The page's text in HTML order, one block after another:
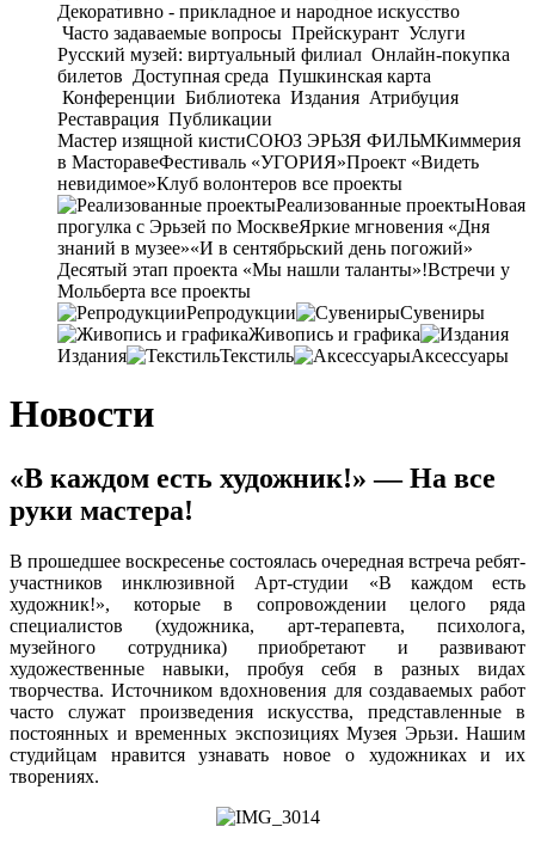
Декоративно - прикладное и народное искусство
Часто задаваемые вопросы Прейскурант Услуги
Русский музей: виртуальный филиал Онлайн-покупка
билетов Доступная среда Пушкинская карта
Конференции Библиотека Издания Атрибуция
Реставрация Публикации
Мастер изящной кистиСОЮЗ ЭРЬЗЯ ФИЛЬМКиммерия
в МасторавеФестиваль «УГОРИЯ»Проект «Видеть
невидимое»Клуб волонтеров все проекты
Реализованные проектыНовая
прогулка с Эрьзей по МосквеЯркие мгновения «Дня
знаний в музее»«И в сентябрьский день погожий»
Десятый этап проекта «Мы нашли таланты»!Встречи у
Мольберта все проекты
Репродукции
Сувениры
Живопись и графика
Издания
Текстиль Аксессуары
Новости
«В каждом есть художник!» — На все
руки мастера!
В прошедшее воскресенье состоялась очередная встреча ребят-
участников инклюзивной Арт-студии «В каждом есть
художник!», которые в сопровождении целого ряда
специалистов (художника, арт-терапевта, психолога,
музейного сотрудника) приобретают и развивают
художественные навыки, пробуя себя в разных видах
творчества. Источником вдохновения для создаваемых работ
часто служат произведения искусства, представленные в
постоянных и временных экспозициях Музея Эрьзи. Нашим
студийцам нравится узнавать новое о художниках и их
творениях.